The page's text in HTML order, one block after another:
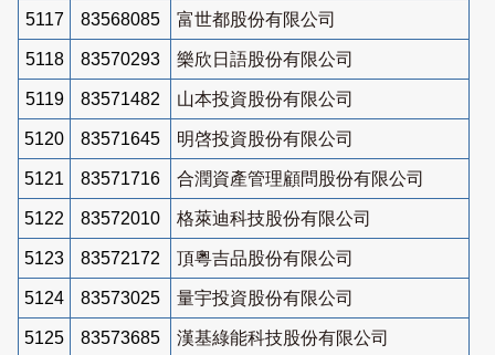
5117 83568085 富世都股份有限公司
5118 83570293 樂欣日語股份有限公司
5119 83571482 山本投資股份有限公司
5120 83571645 明啓投資股份有限公司
5121 83571716 合潤資產管理顧問股份有限公司
5122 83572010 格萊迪科技股份有限公司
5123 83572172 頂粵吉品股份有限公司
5124 83573025 量宇投資股份有限公司
5125 83573685 漢基綠能科技股份有限公司